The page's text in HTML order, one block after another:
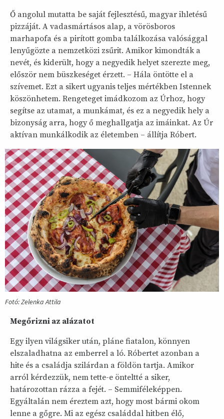
Ő angolul mutatta be saját fejlesztésű, magyar ihletésű
pizzáját. A vadasmártásos alap, a vörösboros
marhapofa és a pirított gomba találkozása valósággal
lenyűgözte a nemzetközi zsűrit. Amikor kimondták a
nevét, és kiderült, hogy a negyedik helyet szerezte meg,
először nem büszkeséget érzett. – Hála öntötte el a
szívemet. Ezt a sikert ugyanis teljes mértékben Istennek
köszönhetem. Rengeteget imádkozom az Úrhoz, hogy
segítse az utamat, a munkámat, és ez a negyedik hely a
bizonyság arra, hogy ő meghallgatja az imáinkat. Az Úr
aktívan munkálkodik az életemben – állítja Róbert.
Fotó: Zelenka Attila
Megőrizni az alázatot
Egy ilyen világsiker után, pláne fiatalon, könnyen
elszaladhatna az emberrel a ló. Róbertet azonban a
hite és a családja szilárdan a földön tartja. Amikor
arról kérdezzük, nem tette-e önteltté a siker,
határozottan rázza a fejét. – Semmiféleképpen.
Egyáltalán nem éreztem azt, hogy most bármi okom
lenne a gőgre. Mi az egész családdal hitben élő,